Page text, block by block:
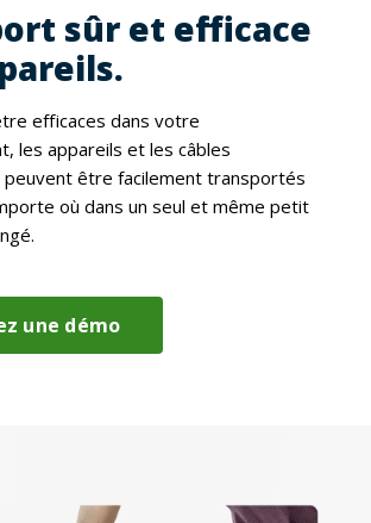
sûr et efficace
efficaces dans votre
les appareils et les câbles
peuvent être facilement transportés
où dans un seul et même petit
une démo